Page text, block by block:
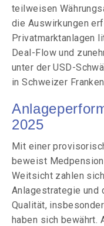
teilweisen
die Auswirkungen
Privatmarktanlagen
Deal-Flow und
unter der USD-
inSchweizer
2025
Mit einer
beweist
Weitsicht zahlen sich
Anlagestrategie und
Qualität,
haben sich bewährt.